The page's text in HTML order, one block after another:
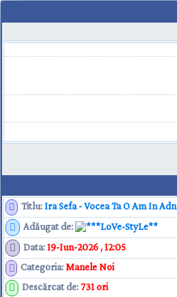
Titlu: Ira Sefa - Vocea Ta O Am In Adn
Adăugat de:
**LoVe-StyLe**
Data:19-Iun-2026 , 12:05
Categoria: Manele Noi
Descărcat de:731 ori